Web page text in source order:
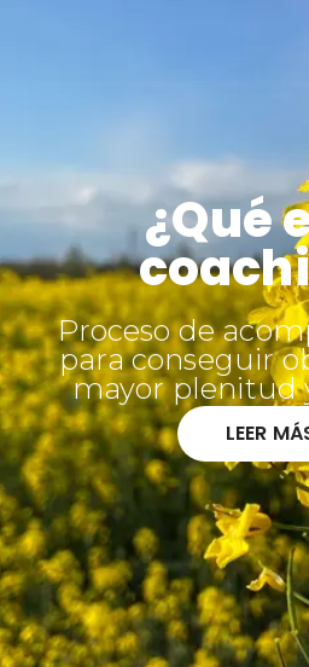
¿Qué
Proceso de
para conseguir
mayor plenitud
LEER